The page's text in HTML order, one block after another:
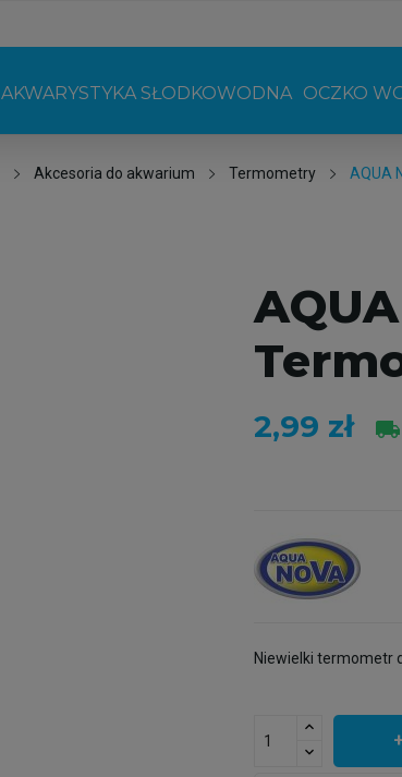
AKWARYSTYKA SŁODKOWODNA OCZKO
Akcesoria do akwarium Termometry AQUA
2,99 zł local_shipping
Niewielki termometr